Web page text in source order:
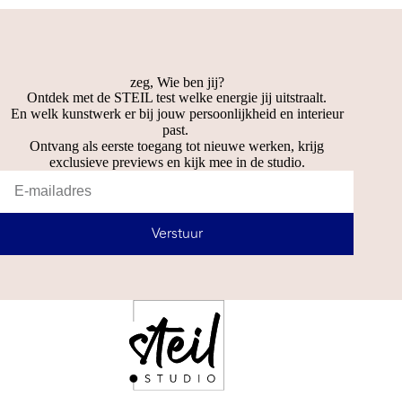
zeg, Wie ben jij?
Ontdek met de STEIL test welke energie jij uitstraalt.
En welk kunstwerk er bij jouw persoonlijkheid en interieur
past.
Ontvang als eerste toegang tot nieuwe werken, krijg
exclusieve previews en kijk mee in de studio.
Verstuur